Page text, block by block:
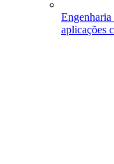
Engenharia
aplicações